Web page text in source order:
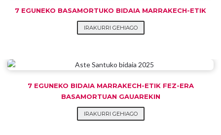
7 EGUNEKO BASAMORTUKO BIDAIA MARRAKECH-ETIK
IRAKURRI GEHIAGO
7 EGUNEKO BIDAIA MARRAKECH-ETIK FEZ-ERA
BASAMORTUAN GAUAREKIN
IRAKURRI GEHIAGO